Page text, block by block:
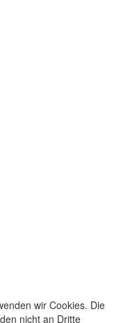
wir Cookies. Die
nicht an Dritte